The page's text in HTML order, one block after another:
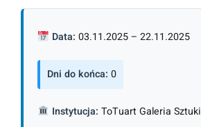
Data: 03.11.2025 – 22.11.2025
Dni do końca: 0
Instytucja: ToTuart Galeria Sztuki